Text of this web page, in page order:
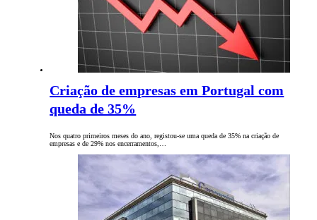
Criação de empresas em Portugal com
queda de 35%
Nos quatro primeiros meses do ano, registou-se uma queda de 35% na criação de
empresas e de 29% nos encerramentos,…